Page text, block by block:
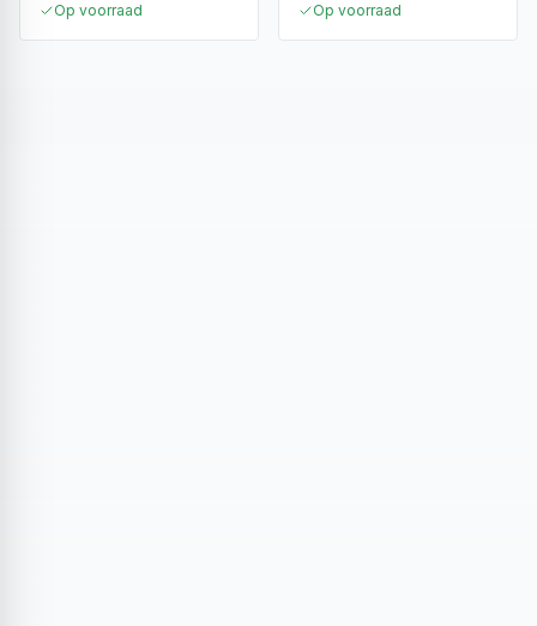
Op voorraad Op voorraad